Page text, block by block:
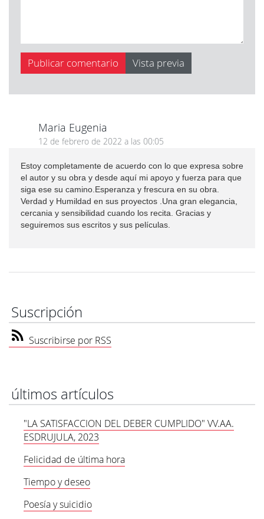
Maria Eugenia
12 de febrero de 2022 a las 00:05
Estoy completamente de acuerdo con lo que expresa sobre
el autor y su obra y desde aquí mi apoyo y fuerza para que
siga ese su camino.Esperanza y frescura en su obra.
Verdad y Humildad en sus proyectos .Una gran elegancia,
cercania y sensibilidad cuando los recita. Gracias y
seguiremos sus escritos y sus películas.
Suscripción
Suscribirse por RSS
últimos artículos
"LA SATISFACCION DEL DEBER CUMPLIDO" VV.AA.
ESDRUJULA, 2023
Felicidad de última hora
Tiempo y deseo
Poesía y suicidio